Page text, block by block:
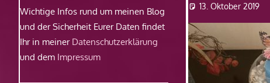
13. Oktober 2019
Wichtige Infos rund um meinen Blog
und der Sicherheit Eurer Daten findet
Ihr in meiner Datenschutzerklärung
und dem Impressum